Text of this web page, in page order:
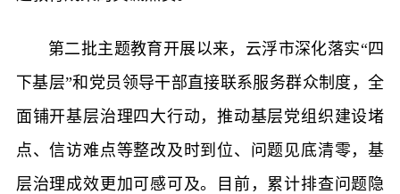
第二批主题教育开展以来，云浮市深化落实“四
下基层”和党员领导干部直接联系服务群众制度，全
面铺开基层治理四大行动，推动基层党组织建设堵
点、信访难点等整改及时到位、问题见底清零，基
层治理成效更加可感可及。目前，累计排查问题隐